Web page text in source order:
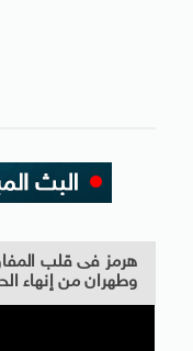
هرمز فى قلب
وطهران من إنهاء